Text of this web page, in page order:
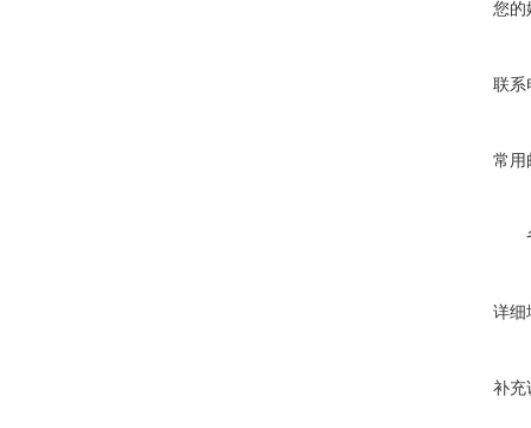
您的
联系
常用
详细
补充